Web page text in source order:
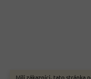
Milí zákazníci, tato stránka